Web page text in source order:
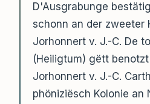
D'Ausgrabunge
schonn an der zweeter
Jorhonnert v. J.-C. De
(Heiligtum) gëtt
Jorhonnert v. J.-C.
phöniziësch Kolonie an